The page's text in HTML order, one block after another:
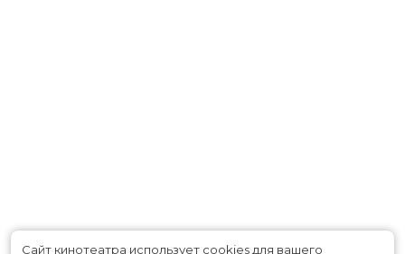
Сайт кинотеатра использует cookies для вашего